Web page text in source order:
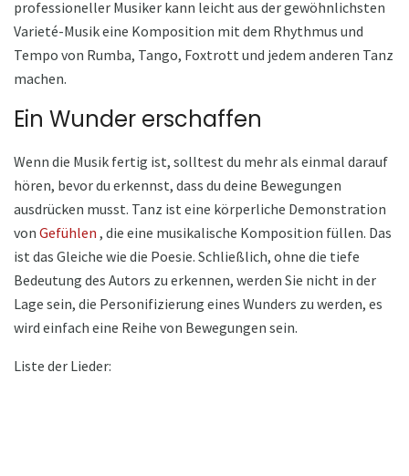
professioneller Musiker kann leicht aus der gewöhnlichsten
Varieté-Musik eine Komposition mit dem Rhythmus und
Tempo von Rumba, Tango, Foxtrott und jedem anderen Tanz
machen.
Ein Wunder erschaffen
Wenn die Musik fertig ist, solltest du mehr als einmal darauf
hören, bevor du erkennst, dass du deine Bewegungen
ausdrücken musst. Tanz ist eine körperliche Demonstration
von Gefühlen , die eine musikalische Komposition füllen. Das
ist das Gleiche wie die Poesie. Schließlich, ohne die tiefe
Bedeutung des Autors zu erkennen, werden Sie nicht in der
Lage sein, die Personifizierung eines Wunders zu werden, es
wird einfach eine Reihe von Bewegungen sein.
Liste der Lieder: